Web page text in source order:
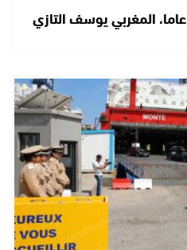
تسلق الجبال.. في سن 15 عاما، المغربي يوسف التازي